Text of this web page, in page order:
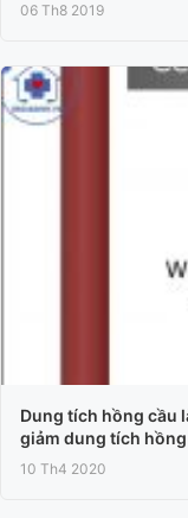
06 Th8 2019
Dung tích hồng cầu
giảm dung tích hồng
10 Th4 2020